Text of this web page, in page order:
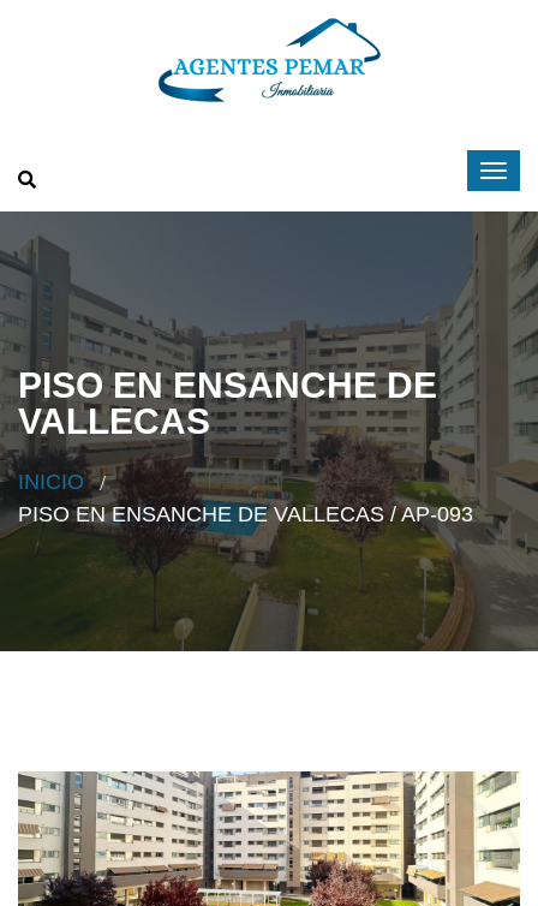
PISO EN ENSANCHE DE
VALLECAS
INICIO
PISO EN ENSANCHE DE VALLECAS / AP-093